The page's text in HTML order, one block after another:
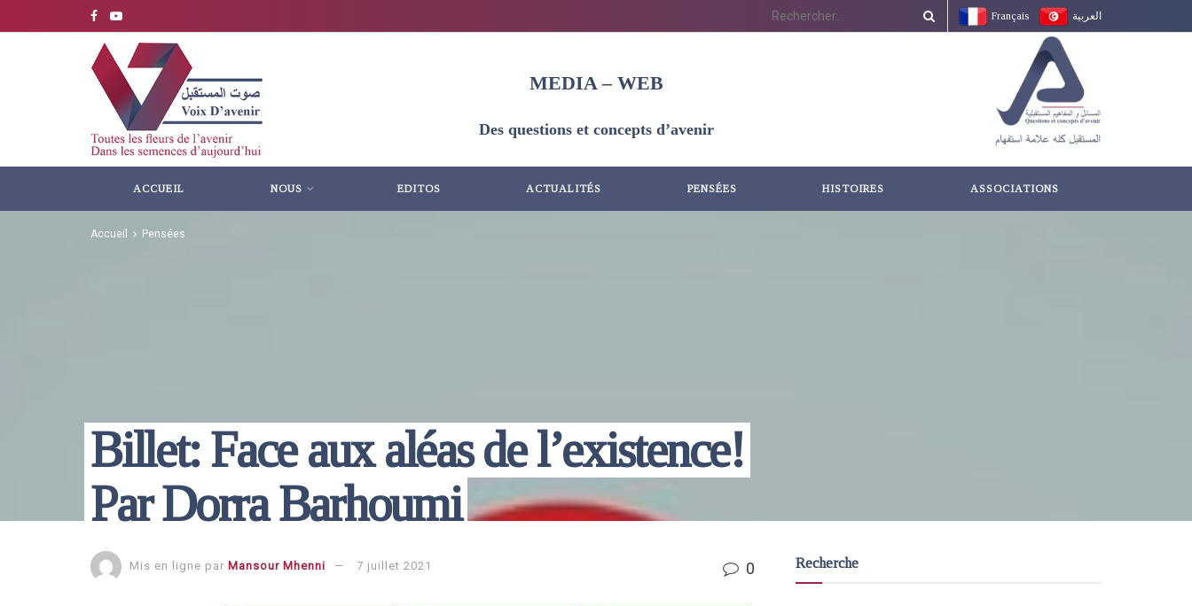
Français العربية
MEDIA – WEB
Des questions et concepts d’avenir
ACCUEIL NOUS EDITOS ACTUALITÉS PENSÉES HISTOIRES ASSOCIATIONS
Accueil Pensées
Billet: Face aux aléas de l’existence!
Par Dorra Barhoumi
Mis en ligne par Mansour Mhenni 7 juillet 2021 0 Recherche